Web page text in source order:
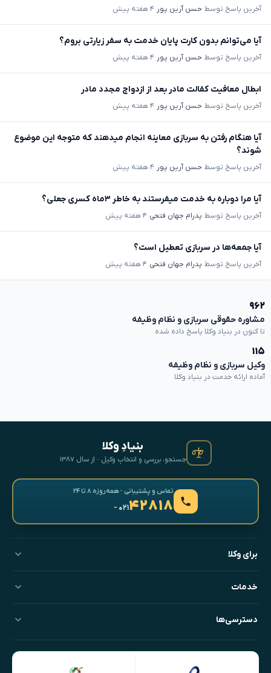
آخرین پاسخ توسط حسن آرین پور ۴ هفته پیش
آیا می‌توانم بدون کارت پایان خدمت به سفر زیارتی بروم؟
آخرین پاسخ توسط حسن آرین پور ۴ هفته پیش
ابطال معافیت کفالت مادر بعد از ازدواج مجدد مادر
آخرین پاسخ توسط حسن آرین پور ۴ هفته پیش
آیا هنگام رفتن به سربازی معاینه انجام میدهند که متوجه این موضوع
شوند؟
آخرین پاسخ توسط حسن آرین پور ۴ هفته پیش
آیا مرا دوباره به خدمت میفرستند به خاطر ۳ماه کسری جعلی؟
آخرین پاسخ توسط پدرام جهان فتحی ۴ هفته پیش
آیا جمعه‌ها در سربازی تعطیل است؟
آخرین پاسخ توسط پدرام جهان فتحی ۴ هفته پیش
۹۶۲
مشاوره حقوقی سربازی و نظام وظیفه
تا کنون در بنیاد وکلا پاسخ داده شده
۱۱۵
وکیل سربازی و نظام وظیفه
آماده ارائه خدمت در بنیاد وکلا
بنیادِ وکلا
جستجو، بررسی و انتخابِ وکیل · از سال ۱۳۸۷
تماس و پشتیبانی · همه‌روزه ۸ تا ۲۴
۴۲۸۱۸- ۰۲۱
برای وکلا
خدمات
دسترسی‌ها